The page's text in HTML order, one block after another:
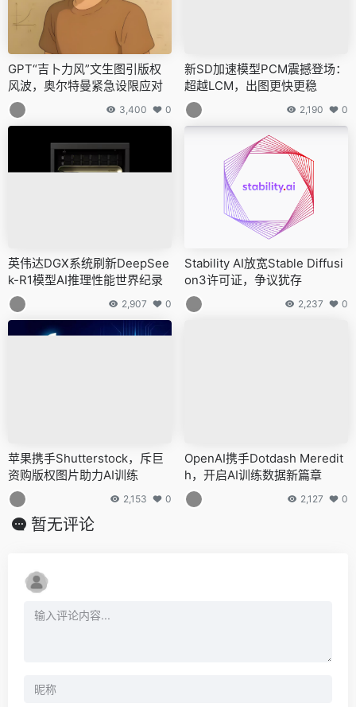
GPT“吉卜力风”文生图引版权
风波，奥尔特曼紧急设限应对
3,400 0
新SD加速模型PCM震撼登场：
超越LCM，出图更快更稳
2,190 0
英伟达DGX系统刷新DeepSee
k-R1模型AI推理性能世界纪录
2,907 0
Stability AI放宽Stable Diffusi
on3许可证，争议犹存
2,237 0
苹果携手Shutterstock，斥巨
资购版权图片助力AI训练
2,153 0
OpenAI携手Dotdash Meredit
h，开启AI训练数据新篇章
2,127 0
暂无评论